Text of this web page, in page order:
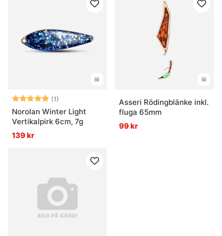
Betyg: (1)
5.0 utav 5 stjärnor
Norolan Winter Light
Vertikalpirk 6cm, 7g
139 kr
Asseri Rödingblänke inkl.
fluga 65mm
99 kr